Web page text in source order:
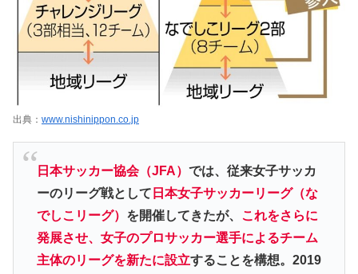
出典： www.nishinippon.co.jp
日本サッカー協会（JFA） では、従来女子サッカ
ーのリーグ戦として 日本女子サッカーリーグ（な
でしこリーグ） を開催してきたが、 これをさらに
発展させ、女子のプロサッカー選手によるチーム
主体のリーグを新たに設立することを構想。2019